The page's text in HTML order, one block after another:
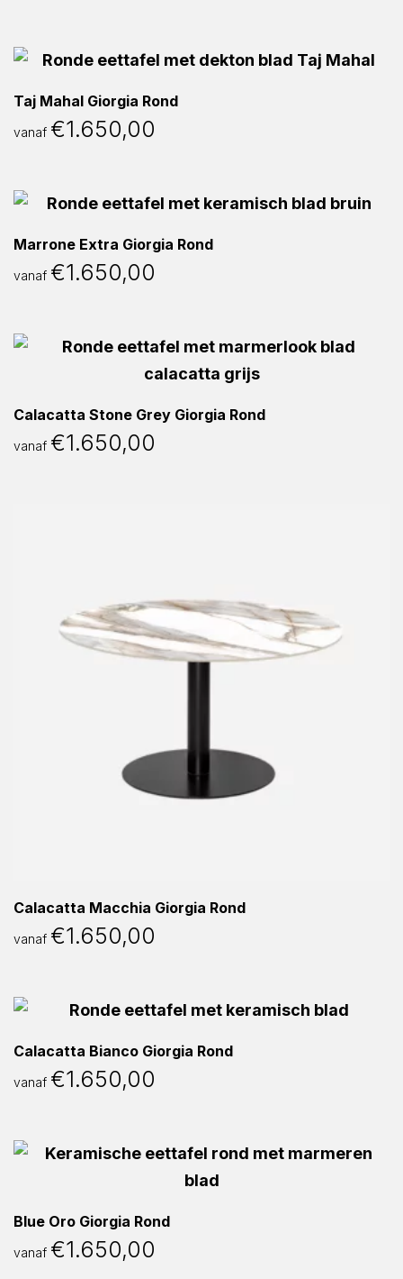
Taj Mahal Giorgia Rond
vanaf €1.650,00
Marrone Extra Giorgia Rond
vanaf €1.650,00
Calacatta Stone Grey Giorgia Rond
vanaf €1.650,00
Calacatta Macchia Giorgia Rond
vanaf €1.650,00
Calacatta Bianco Giorgia Rond
vanaf €1.650,00
Blue Oro Giorgia Rond
vanaf €1.650,00